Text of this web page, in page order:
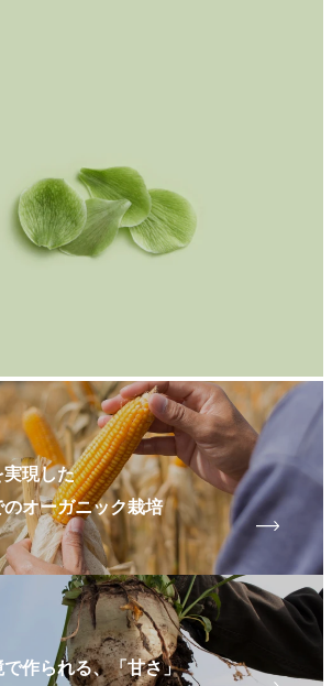
実現した
オーガニック栽培
作られる、「甘さ」